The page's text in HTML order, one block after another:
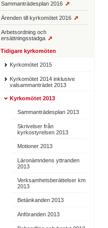
Sammanträdesplan 2016
Ärenden till kyrkomötet 2016
Arbetsordning och
ersättningsstadga
Tidigare kyrkomöten
Kyrkomötet 2015
Kyrkomötet 2014 inklusive
valsammanträdet 2013
Kyrkomötet 2013
Sammanträdesplan 2013
Skrivelser från
kyrkostyrelsen 2013
Motioner 2013
Läronämndens yttranden
2013
Verksamhetsberättelser km
2013
Betänkanden 2013
Anföranden 2013